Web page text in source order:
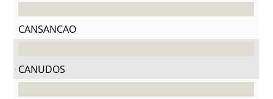
CANSANCAO
CANUDOS